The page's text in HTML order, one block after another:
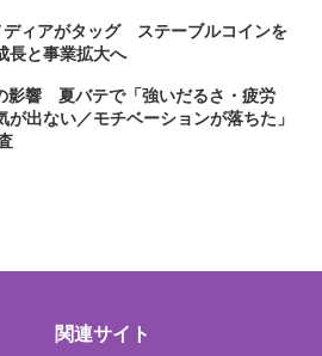
ディアがタッグ ステーブルコインを
長と事業拡大へ
影響 夏バテで「強いだるさ・疲労
出ない／モチベーションが落ちた」
関連サイト